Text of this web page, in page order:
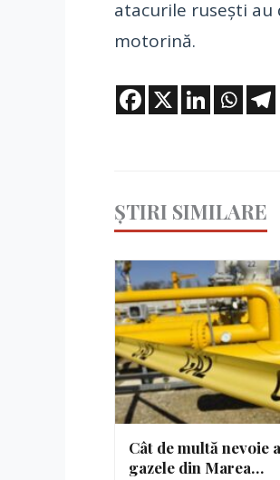
atacurile ruseşti
motorină.
ȘTIRI SIMILARE
Cât de multă nevoie
gazele din Marea…